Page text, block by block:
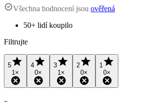
Všechna hodnocení jsou ověřená
50+ lidí koupilo
Filtrujte
5
1 ×
4
0×
3
1 ×
2
0×
1
0×